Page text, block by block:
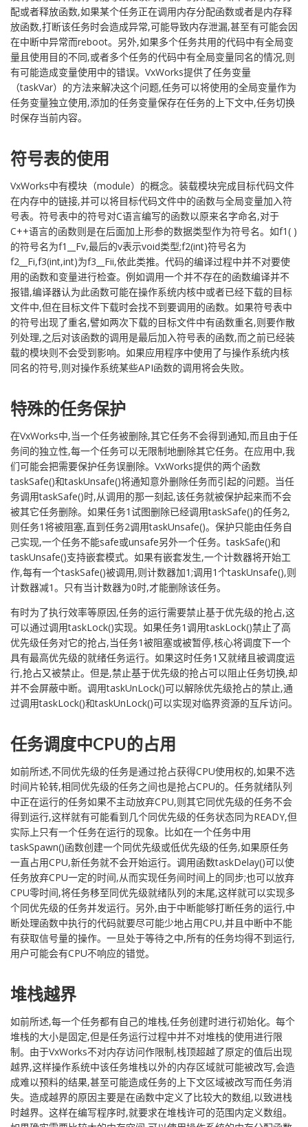
配或者释放函数,如果某个任务正在调用内存分配函数或者是内存释
放函数,打断该任务时会造成异常,可能导致内存泄漏,甚至有可能会因
在中断中异常而reboot。另外,如果多个任务共用的代码中有全局变
量且使用目的不同,或者多个任务的代码中有全局变量同名的情况,则
有可能造成变量使用中的错误。VxWorks提供了任务变量
（taskVar）的方法来解决这个问题,任务可以将使用的全局变量作为
任务变量独立使用,添加的任务变量保存在任务的上下文中,任务切换
时保存当前内容。
符号表的使用
VxWorks中有模块（module）的概念。装载模块完成目标代码文件
在内存中的链接,并可以将目标代码文件中的函数与全局变量加入符
号表。符号表中的符号对C语言编写的函数以原来名字命名,对于
C++语言的函数则是在后面加上形参的数据类型作为符号名。如f1( )
的符号名为f1__Fv,最后的v表示void类型;f2(int)符号名为
f2__Fi,f3(int,int)为f3__Fii,依此类推。代码的编译过程中并不对要使
用的函数和变量进行检查。例如调用一个并不存在的函数编译并不
报错,编译器认为此函数可能在操作系统内核中或者已经下载的目标
文件中,但在目标文件下载时会找不到要调用的函数。如果符号表中
的符号出现了重名,譬如两次下载的目标文件中有函数重名,则要作散
列处理,之后对该函数的调用是最后加入符号表的函数,而之前已经装
载的模块则不会受到影响。如果应用程序中使用了与操作系统内核
同名的符号,则对操作系统某些API函数的调用将会失败。
特殊的任务保护
在VxWorks中,当一个任务被删除,其它任务不会得到通知,而且由于任
务间的独立性,每一个任务可以无限制地删除其它任务。在应用中,我
们可能会把需要保护任务误删除。VxWorks提供的两个函数
taskSafe()和taskUnsafe()将通知意外删除任务而引起的问题。当任
务调用taskSafe()时,从调用的那一刻起,该任务就被保护起来而不会
被其它任务删除。如果任务1试图删除已经调用taskSafe()的任务2,
则任务1将被阻塞,直到任务2调用taskUnsafe()。保护只能由任务自
己实现,一个任务不能safe或unsafe另外一个任务。taskSafe()和
taskUnsafe()支持嵌套模式。如果有嵌套发生,一个计数器将开始工
作,每有一个taskSafe()被调用,则计数器加1;调用1个taskUnsafe(),则
计数器减1。只有当计数器为0时,才能删除该任务。
有时为了执行效率等原因,任务的运行需要禁止基于优先级的抢占,这
可以通过调用taskLock()实现。如果任务1调用taskLock()禁止了高
优先级任务对它的抢占,当任务1被阻塞或被暂停,核心将调度下一个
具有最高优先级的就绪任务运行。如果这时任务1又就绪且被调度运
行,抢占又被禁止。但是,禁止基于优先级的抢占可以阻止任务切换,却
并不会屏蔽中断。调用taskUnLock()可以解除优先级抢占的禁止,通
过调用taskLock()和taskUnLock()可以实现对临界资源的互斥访问。
任务调度中CPU的占用
如前所述,不同优先级的任务是通过抢占获得CPU使用权的,如果不选
时间片轮转,相同优先级的任务之间也是抢占CPU的。任务就绪队列
中正在运行的任务如果不主动放弃CPU,则其它同优先级的任务不会
得到运行,这样就有可能看到几个同优先级的任务状态同为READY,但
实际上只有一个任务在运行的现象。比如在一个任务中用
taskSpawn()函数创建一个同优先级或低优先级的任务,如果原任务
一直占用CPU,新任务就不会开始运行。调用函数taskDelay()可以使
任务放弃CPU一定的时间,从而实现任务间时间上的同步;也可以放弃
CPU零时间,将任务移至同优先级就绪队列的末尾,这样就可以实现多
个同优先级的任务并发运行。另外,由于中断能够打断任务的运行,中
断处理函数中执行的代码就要尽可能少地占用CPU,并且中断中不能
有获取信号量的操作。一旦处于等待之中,所有的任务均得不到运行,
用户可能会有CPU不响应的错觉。
堆栈越界
如前所述,每一个任务都有自己的堆栈,任务创建时进行初始化。每个
堆栈的大小是固定,但是任务运行过程中并不对堆栈的使用进行限
制。由于VxWorks不对内存访问作限制,栈顶超越了原定的值后出现
越界,这样操作系统中该任务堆栈以外的内存区域就可能被改写,会造
成难以预料的结果,甚至可能造成任务的上下文区域被改写而任务消
失。造成越界的原因主要是在函数中定义了比较大的数组,以致进栈
时越界。这样在编写程序时,就要求在堆栈许可的范围内定义数组。